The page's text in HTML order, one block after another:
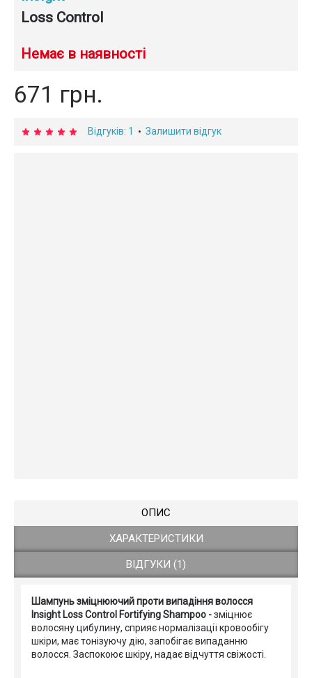
Loss Control
Немає в наявності
671 грн.
Відгуків: 1 • Залишити відгук
ОПИС
ХАРАКТЕРИСТИКИ
ВІДГУКИ (1)
Шампунь зміцнюючий проти випадіння волосся
Insight Loss Control Fortifying Shampoo -зміцнює
волосяну цибулину, сприяє нормалізації кровообігу
шкіри, має тонізуючу дію, запобігає випаданню
волосся. Заспокоює шкіру, надає відчуття свіжості.